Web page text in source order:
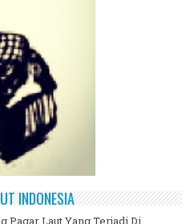
INDONESIA
Pagar Laut Yang Terjadi Di